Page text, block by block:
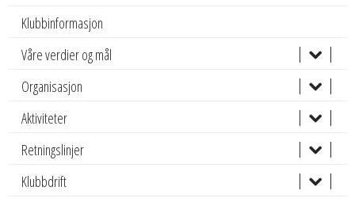
Klubbinformasjon
Våre verdier og mål
Organisasjon
Aktiviteter
Retningslinjer
Klubbdrift